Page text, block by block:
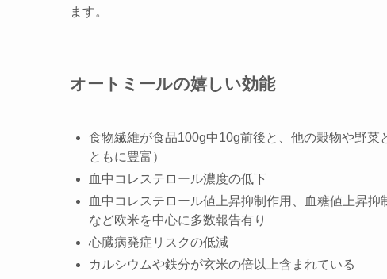
ます。
オートミールの嬉しい効能
食物繊維が食品100g中10g前後と、他の穀物や野
ともに豊富）
血中コレステロール濃度の低下
血中コレステロール値上昇抑制作用、血糖値上昇
など欧米を中心に多数報告有り
心臓病発症リスクの低減
カルシウムや鉄分が玄米の倍以上含まれている